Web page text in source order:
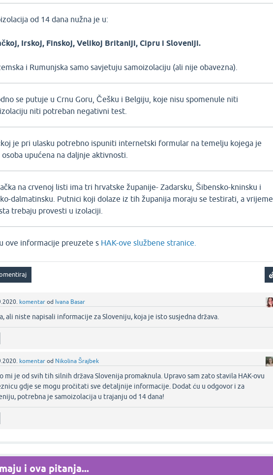
od 14 dana nužna je u:
Irskoj, Finskoj, Velikoj Britaniji, Cipru i Sloveniji.
i Rumunjska samo savjetuju samoizolaciju (ali nije obavezna).
se putuje u Crnu Goru, Češku i Belgiju, koje nisu spomenule niti
niti potreban negativni test.
je pri ulasku potrebno ispuniti internetski formular na temelju kojega je
osoba upućena na daljnje aktivnosti.
na crvenoj listi ima tri hrvatske županije- Zadarsku, Šibensko-kninsku i
dalmatinsku. Putnici koji dolaze iz tih županija moraju se testirati, a vrijeme
trebaju provesti u izolaciji.
ove informacije preuzete s HAK-ove službene stranice.
komentar od Ivana Basar
ali niste napisali informacije za Sloveniju, koja je isto susjedna država.‌
komentar od Nikolina Šrajbek
mi je od svih tih silnih država Slovenija promaknula. Upravo sam zato stavila HAK-ovu
gdje se mogu pročitati sve detaljnije informacije. Dodat ću u odgovor i za
potrebna je samoizolacija u trajanju od 14 dana!‌
i ova pitanja...